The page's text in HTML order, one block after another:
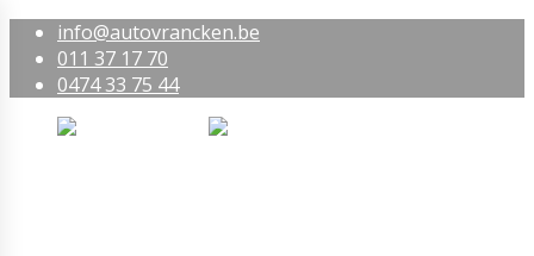
info@autovrancken.be
011 37 17 70
0474 33 75 44